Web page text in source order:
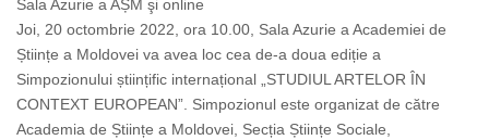
Sala Azurie a AȘM şi online
Joi, 20 octombrie 2022, ora 10.00, Sala Azurie a Academiei de
Științe a Moldovei va avea loc cea de-a doua ediție a
Simpozionului științific internațional „STUDIUL ARTELOR ÎN
CONTEXT EUROPEAN”. Simpozionul este organizat de către
Academia de Științe a Moldovei, Secția Științe Sociale,